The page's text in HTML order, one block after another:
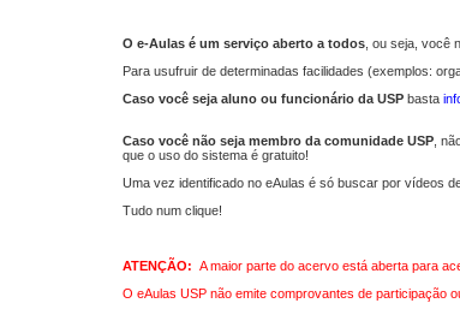
O e-Aulas é um serviço aberto a todos , ou seja, você
Para usufruir de determinadas facilidades (exemplos:
Caso você seja aluno ou funcionário da USP basta
Caso você não seja membro da comunidade USP ,
que o uso do sistema é gratuito!
Uma vez identificado no eAulas é só buscar por vídeos
Tudo num clique!
ATENÇÃO: A maior parte do acervo está aberta para
O eAulas USP não emite comprovantes de participação